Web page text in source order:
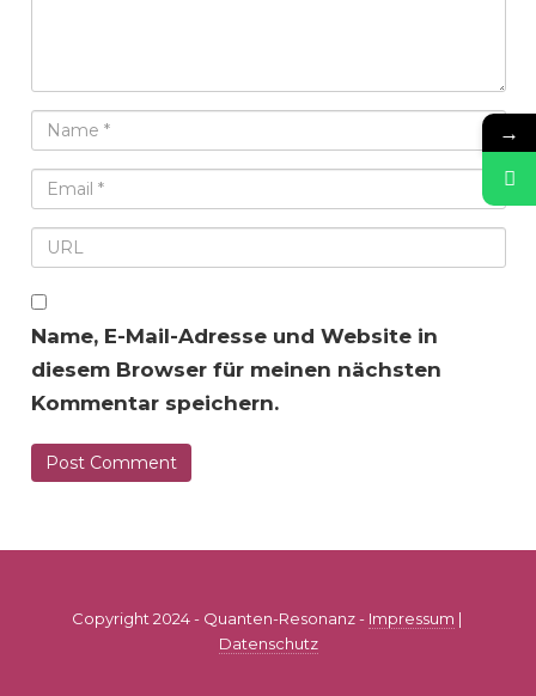
Name, E-Mail-Adresse und Website in
diesem Browser für meinen nächsten
Kommentar speichern.
Copyright 2024 - Quanten-Resonanz - Impressum |
Datenschutz
→